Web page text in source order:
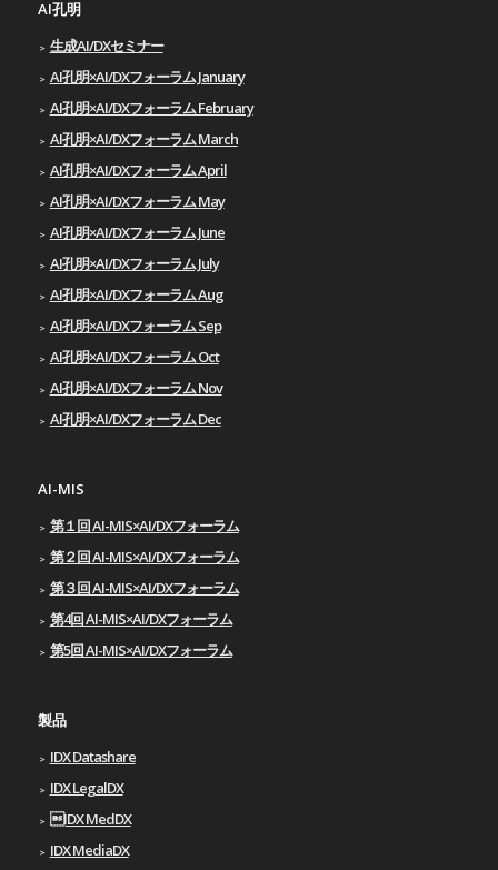
AI孔明
生成AI/DXセミナー
AI孔明×AI/DXフォーラム January
AI孔明×AI/DXフォーラム February
AI孔明×AI/DXフォーラム March
AI孔明×AI/DXフォーラム April
AI孔明×AI/DXフォーラム May
AI孔明×AI/DXフォーラム June
AI孔明×AI/DXフォーラム July
AI孔明×AI/DXフォーラム Aug
AI孔明×AI/DXフォーラム Sep
AI孔明×AI/DXフォーラム Oct
AI孔明×AI/DXフォーラム Nov
AI孔明×AI/DXフォーラム Dec
AI-MIS
第１回 AI-MIS×AI/DXフォーラム
第２回 AI-MIS×AI/DXフォーラム
第３回 AI-MIS×AI/DXフォーラム
第4回 AI-MIS×AI/DXフォーラム
第5回 AI-MIS×AI/DXフォーラム
製品
IDX Datashare
IDX LegalDX
IDX MedDX
IDX MediaDX